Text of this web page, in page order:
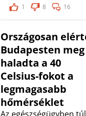
1
8 16
Országosan
Budapesten
haladta a 40
Celsius-fokot a
legmagasabb
hőmérséklet